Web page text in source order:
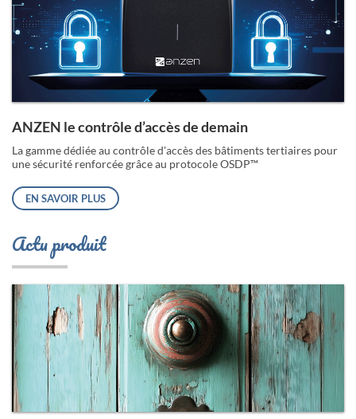
ANZEN le contrôle d’accès de demain
La gamme dédiée au contrôle d'accès des bâtiments tertiaires pour
une sécurité renforcée grâce au protocole OSDP™
EN SAVOIR PLUS
Actu produit